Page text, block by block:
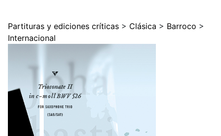
Partituras y ediciones críticas > Clásica > Barroco >
Internacional